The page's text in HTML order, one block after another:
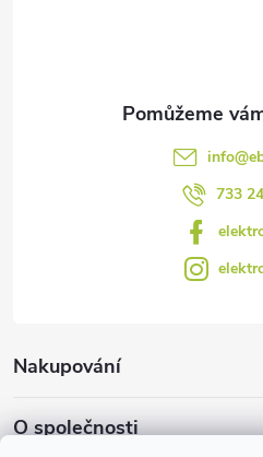
Nakupování
O společnosti
info@
733